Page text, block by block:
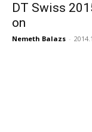
DT Swiss
on
Nemeth Balazs -